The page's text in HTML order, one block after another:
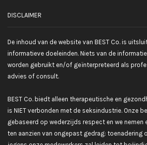
DISCLAIMER
De inhoud van de website van BEST Co. is
informatieve doeleinden. Niets van de
worden gebruikt en/of geïnterpreteerd als
advies of consult.
BEST Co. biedt alleen therapeutische en
is NIET verbonden met de seksindustrie. Onze
gebaseerd op wederzijds respect en we nemen
ten aanzien van ongepast gedrag: toenadering